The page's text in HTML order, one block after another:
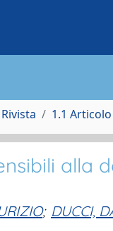
1.1
alla
; DUCCI,